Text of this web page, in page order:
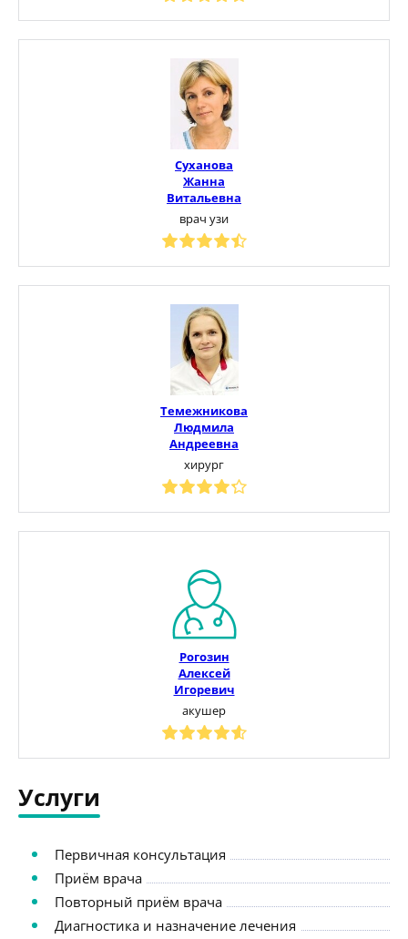
Суханова
Жанна
Витальевна
врач узи
Темежникова
Людмила
Андреевна
хирург
Рогозин
Алексей
Игоревич
акушер
Услуги
Первичная консультация
Приём врача
Повторный приём врача
Диагностика и назначение лечения